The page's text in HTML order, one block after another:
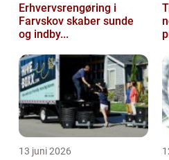
Erhvervsrengøring i
Farvskov skaber sunde
og indby...
13 juni 2026